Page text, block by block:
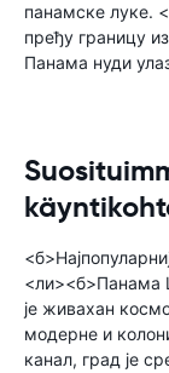
панамске луке.
пређу границу
Панама нуди
<ли><б>Панама
је живахан
модерне и
канал, град је